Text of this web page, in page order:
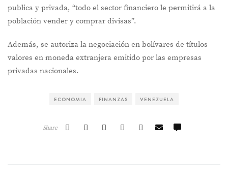
publica y privada, “todo el sector financiero le permitirá a la
población vender y comprar divisas”.
Además, se autoriza la negociación en bolívares de títulos
valores en moneda extranjera emitido por las empresas
privadas nacionales.
ECONOMIA FINANZAS VENEZUELA
Share